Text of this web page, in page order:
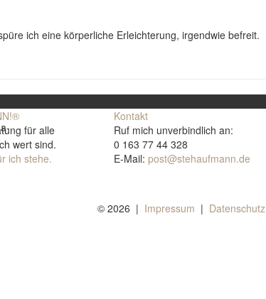
ich eine körperliche Erleichterung, irgendwie befreit.
®
für alle
wert sind.
ich stehe.
Kontakt
Ruf mich unverbindlich an:
0 163 77 44 328
E-Mail:post@stehaufmann.de
© 2026 | Impressum | Datenschutz